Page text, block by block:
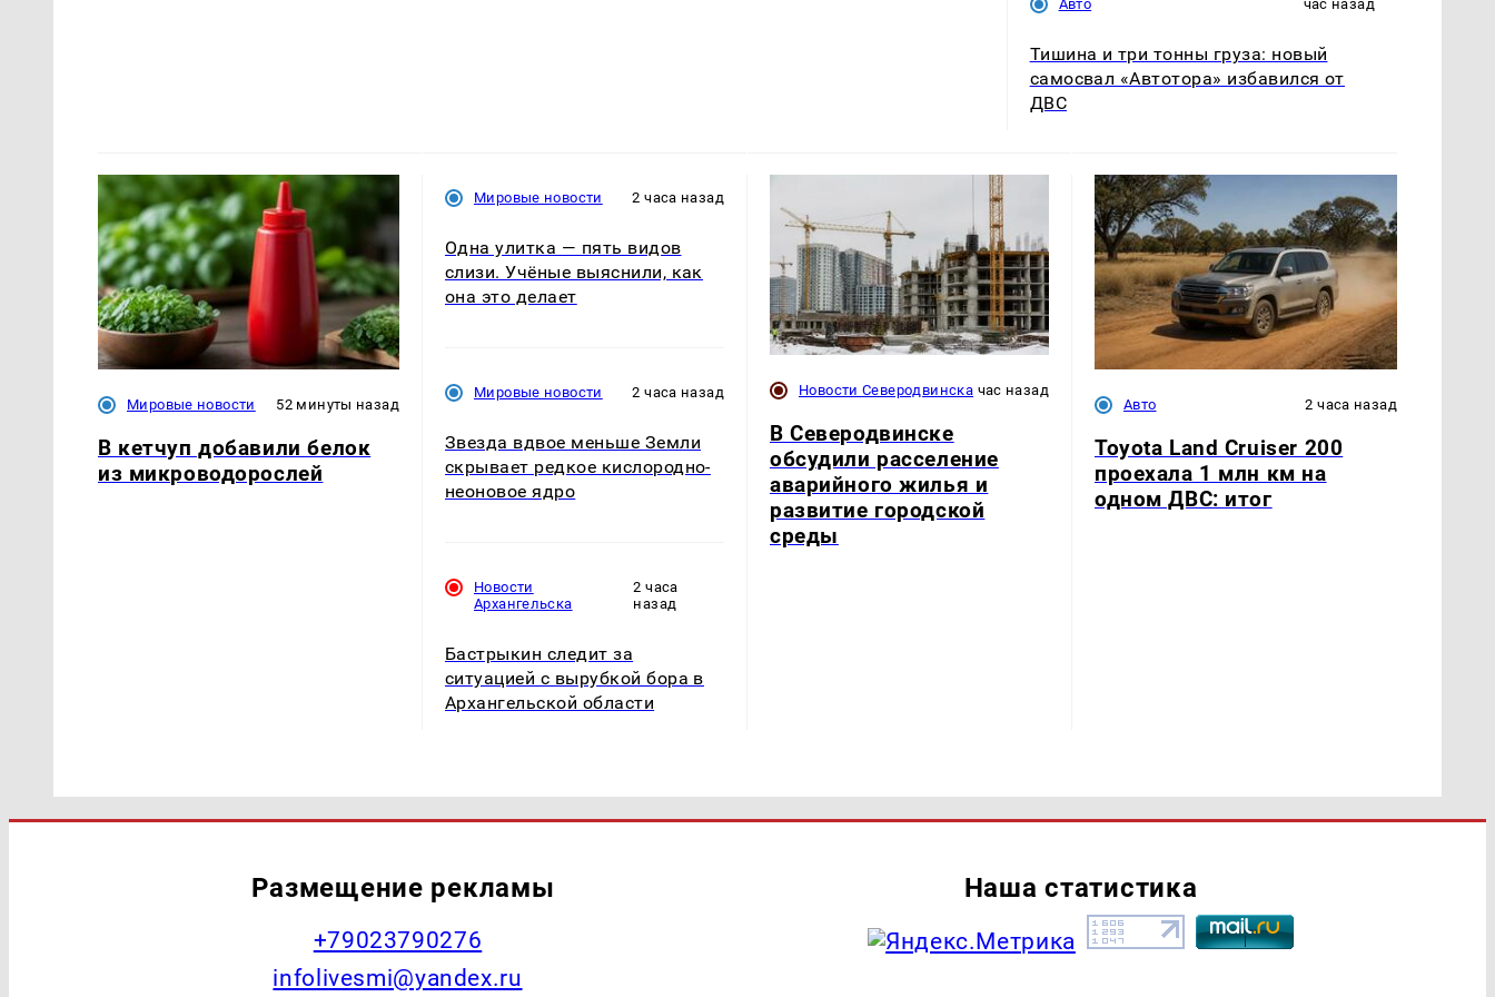
Авто час назад
Тишина и три тонны груза: новый
самосвал «Автотора» избавился от
ДВС
Мировые новости 52 минуты назад
В кетчуп добавили белок
из микроводорослей
Мировые новости 2 часа назад
Одна улитка — пять видов
слизи. Учёные выяснили, как
она это делает
Мировые новости 2 часа назад
Звезда вдвое меньше Земли
скрывает редкое кислородно-
неоновое ядро
Новости
Архангельска
2 часа
назад
Бастрыкин следит за
ситуацией с вырубкой бора в
Архангельской области
Новости Северодвинска час назад
В Северодвинске
обсудили расселение
аварийного жилья и
развитие городской
среды
Авто 2 часа назад
Toyota Land Cruiser 200
проехала 1 млн км на
одном ДВС: итог
Размещение рекламы
+79023790276
infolivesmi@yandex.ru
Наша статистика